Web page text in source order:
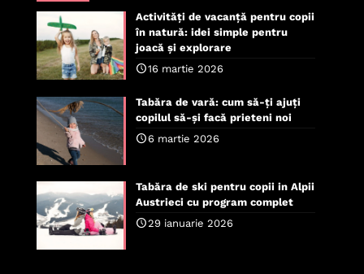
Activități de vacanță pentru copii
în natură: idei simple pentru
joacă și explorare
16 martie 2026
Tabăra de vară: cum să-ți ajuți
copilul să-și facă prieteni noi
6 martie 2026
Tabăra de ski pentru copii in Alpii
Austrieci cu program complet
29 ianuarie 2026